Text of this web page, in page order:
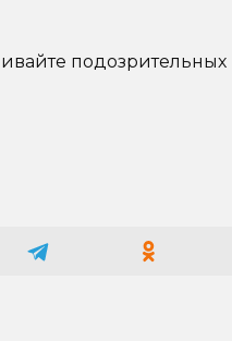
подозрительных